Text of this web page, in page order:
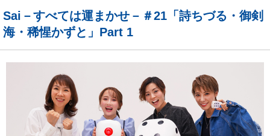
Sai－すべては運まかせ－＃21「詩ちづる・御剣
海・稀惺かずと」Part 1